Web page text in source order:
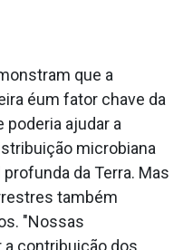
que a
éum fator chave da
poderia ajudar a
microbiana
da Terra. Mas
também
"Nossas
contribuição dos